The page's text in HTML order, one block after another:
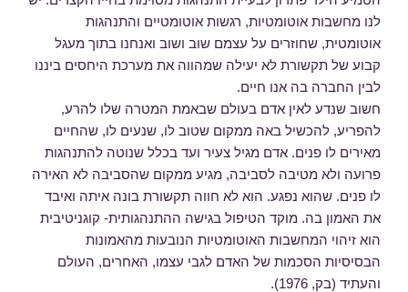
לנו מחשבות אוטומטיות, רגשות אוטומטיים והתנהגות
אוטומטית, שחוזרים על עצמם שוב ושוב ואנחנו בתוך מעגל
קבוע של תקשורת לא יעילה שמהווה את מערכת היחסים ביננו
לבין החברה בה אנו חיים.
חשוב שנדע לאין אדם בעולם שבאמת המטרה שלו להרע,
להפריע, להכשיל באה ממקום שטוב לו, שנעים לו, שהחיים
מאירים לו פנים. אדם מגיל צעיר ועד בכלל שנוטה להתנהגות
פרועה ולא מטיבה לסביבה, מגיע ממקום שהסביבה לא האירה
לו פנים. שהוא נפגע. הוא לא חווה תקשורת בונה איתה ואיבד
את האמון בה. מוקד הטיפול בגישה ההתנהגותית- קוגניטיבית
הוא זיהוי המחשבות האוטומטיות הנובעות מהאמונות
הבסיסיות הסכמות של האדם לגבי עצמו, האחרים, העולם
והעתיד (בק, 1976).